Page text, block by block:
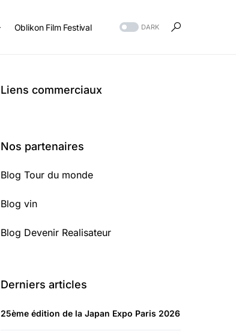
Oblikon Film Festival DARK
Liens commerciaux
Nos partenaires
Blog Tour du monde
Blog vin
Blog Devenir Realisateur
Derniers articles
25ème édition de la Japan Expo Paris 2026